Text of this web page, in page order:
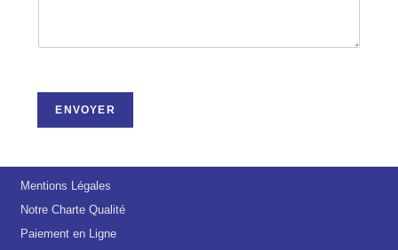
ENVOYER
Mentions Légales
Notre Charte Qualité
Paiement en Ligne